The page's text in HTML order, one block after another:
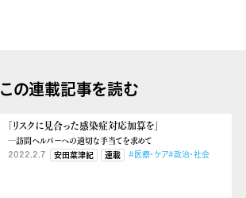
この連載記事を読む
「リスクに見合った感染症対応加算を」
―訪問ヘルパーへの適切な手当てを求めて
2022.2.7 安田菜津紀 連載 #医療・ケア#政治・社会